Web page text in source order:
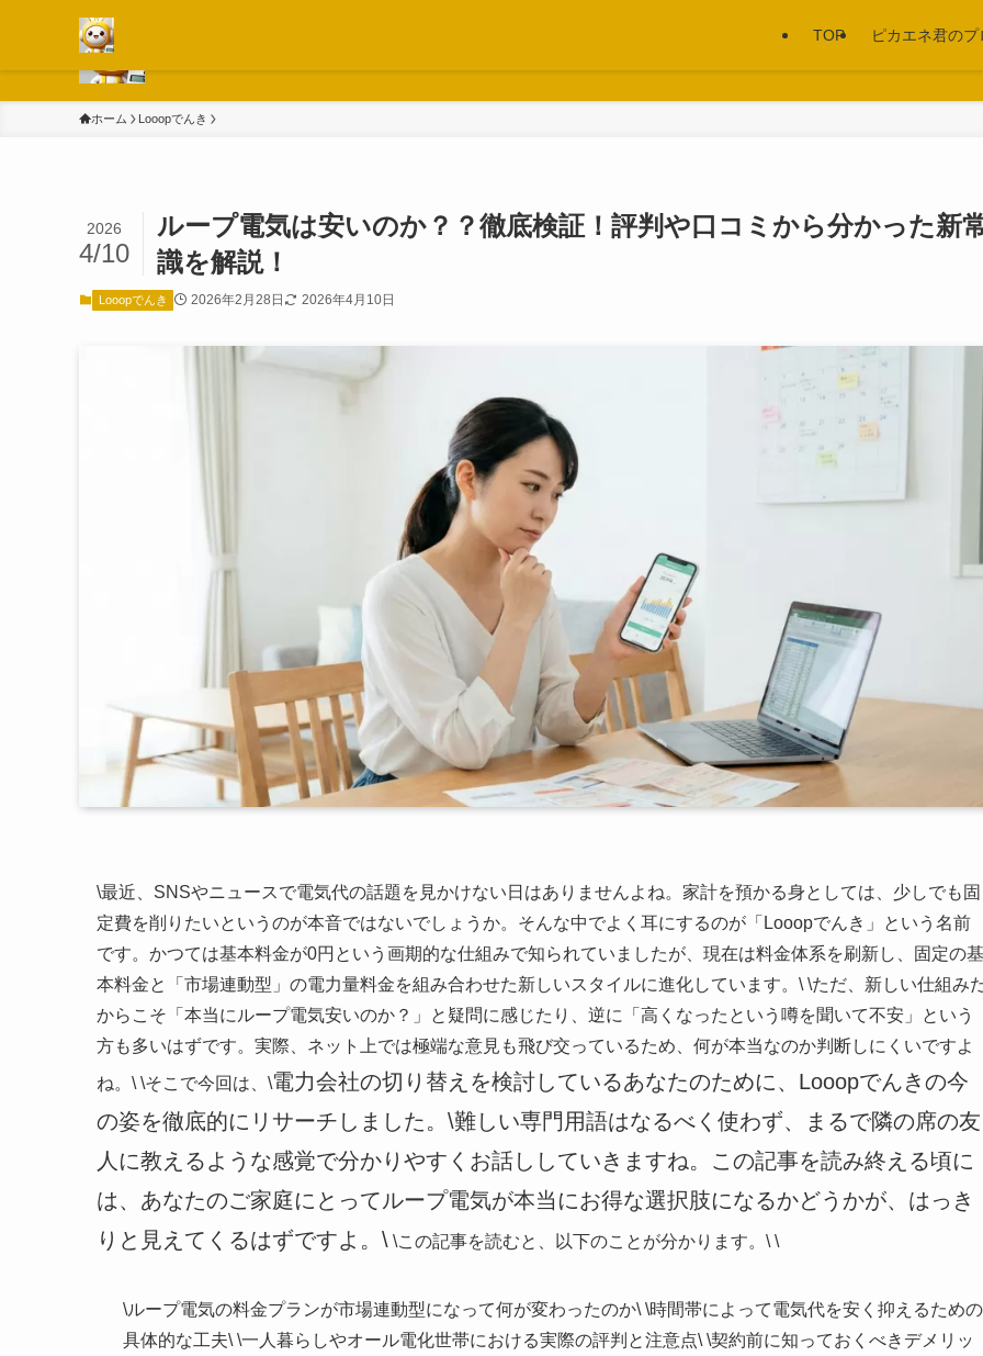
TOP ピカエネ君の
ホーム Looopでんき
ループ電気は安いのか？？徹底検証！評判や口コミから分かった新
識を解説！
2026
4/10
Looopでんき 2026年2月28日 2026年4月10日
\最近、SNSやニュースで電気代の話題を見かけない日はありませんよね。家計を預かる身としては、少しでも固
定費を削りたいというのが本音ではないでしょうか。そんな中でよく耳にするのが「Looopでんき」という名前
です。かつては基本料金が0円という画期的な仕組みで知られていましたが、現在は料金体系を刷新し、固定の基
本料金と「市場連動型」の電力量料金を組み合わせた新しいスタイルに進化しています。\ \ただ、新しい仕組み
からこそ「本当にループ電気安いのか？」と疑問に感じたり、逆に「高くなったという噂を聞いて不安」という
方も多いはずです。実際、ネット上では極端な意見も飛び交っているため、何が本当なのか判断しにくいですよ
ね。\ \そこで今回は、\電力会社の切り替えを検討しているあなたのために、Looopでんきの今
の姿を徹底的にリサーチしました。\難しい専門用語はなるべく使わず、まるで隣の席の友
人に教えるような感覚で分かりやすくお話ししていきますね。この記事を読み終える頃に
は、あなたのご家庭にとってループ電気が本当にお得な選択肢になるかどうかが、はっき
りと見えてくるはずですよ。\ \この記事を読むと、以下のことが分かります。\ \
\ループ電気の料金プランが市場連動型になって何が変わったのか\ \時間帯によって電気代を安く抑えるための
具体的な工夫\ \一人暮らしやオール電化世帯における実際の評判と注意点\ \契約前に知っておくべきデメリッ